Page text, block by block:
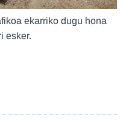
ekarriko dugu hona
esker.